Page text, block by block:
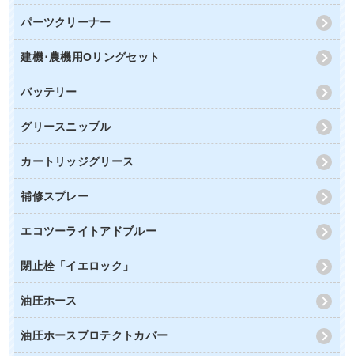
パーツクリーナー
建機･農機用Oリングセット
バッテリー
グリースニップル
カートリッジグリース
補修スプレー
エコツーライトアドブルー
閉止栓「イエロック」
油圧ホース
油圧ホースプロテクトカバー